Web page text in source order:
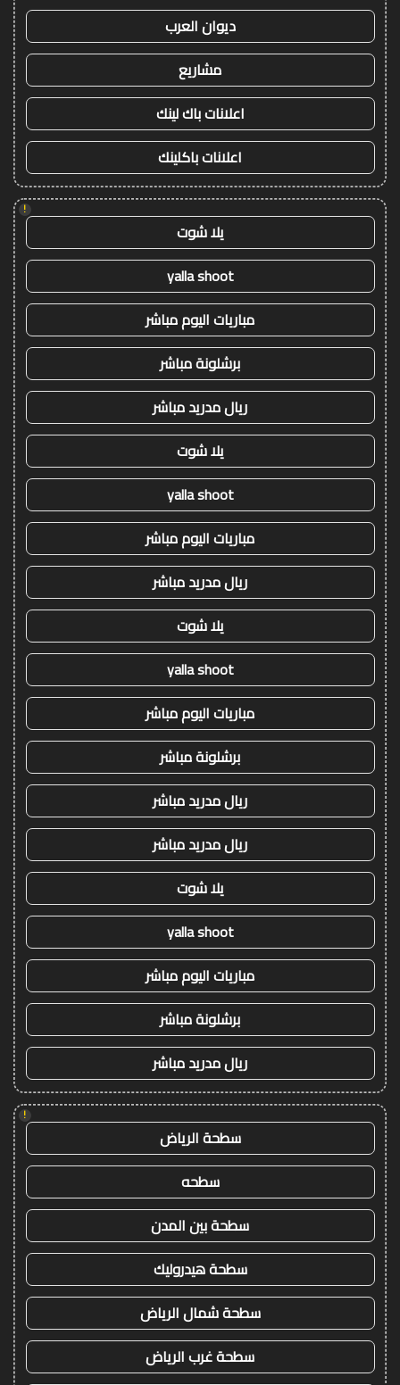
ديوان العرب
مشاريع
اعلانات باك لينك
اعلانات باكلينك
!
يلا شوت
yalla shoot
مباريات اليوم مباشر
برشلونة مباشر
ريال مدريد مباشر
يلا شوت
yalla shoot
مباريات اليوم مباشر
ريال مدريد مباشر
يلا شوت
yalla shoot
مباريات اليوم مباشر
برشلونة مباشر
ريال مدريد مباشر
ريال مدريد مباشر
يلا شوت
yalla shoot
مباريات اليوم مباشر
برشلونة مباشر
ريال مدريد مباشر
!
سطحة الرياض
سطحه
سطحة بين المدن
سطحة هيدروليك
سطحة شمال الرياض
سطحة غرب الرياض